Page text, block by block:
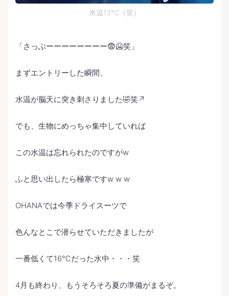
水温13℃（笑）
「さっぶーーーーーーーー😨🥶笑」
まずエントリーした瞬間、
水温が脳天に突き刺さりました🤣笑↗️
でも、生物にめっちゃ集中していれば
この水温は忘れられたのですがw
ふと思い出したら極寒ですw w w
OHANAでは今季ドライスーツで
色んなとこで潜らせていただきましたが
一番低くて16℃だった水中・・・笑
4月も終わり、もうそろそろ夏の準備がまるぞ。